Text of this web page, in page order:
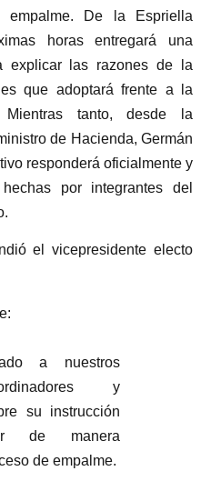
empalme. De la Espriella
horas entregará una
explicar las razones de la
que adoptará frente a la
tanto, desde la
de Hacienda, Germán
responderá oficialmente y
por integrantes del
el vicepresidente electo
a nuestros
y
su instrucción
de manera
de empalme.